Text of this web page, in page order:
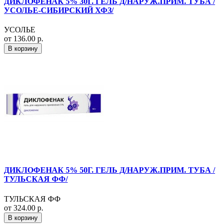
УСОЛЬЕ-СИБИРСКИЙ ХФЗ/
УСОЛЬЕ
от 136.00 р.
В корзину
ДИКЛОФЕНАК 5% 50Г. ГЕЛЬ Д/НАРУЖ.ПРИМ. ТУБА /
ТУЛЬСКАЯ ФФ/
ТУЛЬСКАЯ ФФ
от 324.00 р.
В корзину